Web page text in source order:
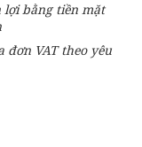
lợi bằng tiền mặt
đơn VAT theo yêu